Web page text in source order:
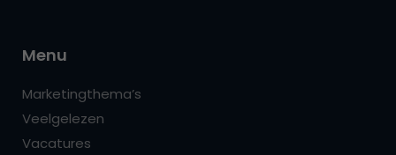
Menu
Marketingthema’s
Veelgelezen
Vacatures